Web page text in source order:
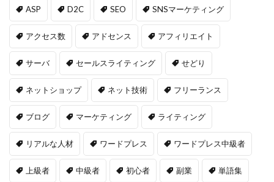
ASP D2C SEO SNSマーケティング
アクセス数 アドセンス アフィリエイト
サーバ セールスライティング せどり
ネットショップ ネット技術 フリーランス
ブログ マーケティング ライティング
リアルな人材 ワードプレス ワードプレス中級者
上級者 中級者 初心者 副業 単語集